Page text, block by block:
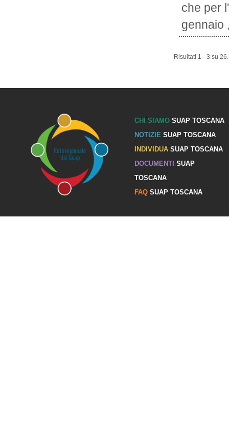
che per
gennaio
Risultati 1 - 3 su 26.
CHI SIAMOSUAP TOSCANA
NOTIZIE SUAP TOSCANA
INDIVIDUASUAP TOSCANA
DOCUMENTI SUAP
TOSCANA
FAQSUAP TOSCANA